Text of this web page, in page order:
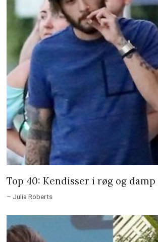
Top 40: Kendisser i røg og damp
– Julia Roberts